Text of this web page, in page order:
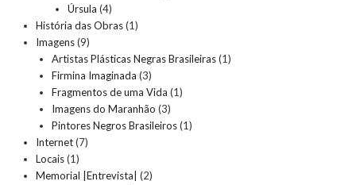
Úrsula (4)
História das Obras(1)
Imagens(9)
Artistas Plásticas Negras Brasileiras(1)
Firmina Imaginada (3)
Fragmentos de uma Vida (1)
Imagens do Maranhão (3)
Pintores Negros Brasileiros(1)
Internet(7)
Locais(1)
Memorial |Entrevista| (2)